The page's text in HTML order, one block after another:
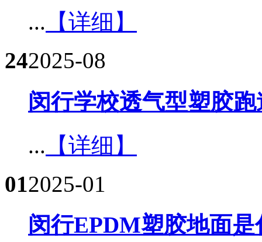
... 【详细】
242025-08
闵行学校透气型塑胶
... 【详细】
012025-01
闵行EPDM塑胶地面是